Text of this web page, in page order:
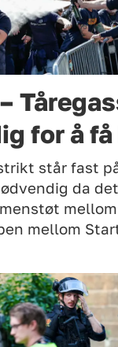
for å
står fast
da
mellom